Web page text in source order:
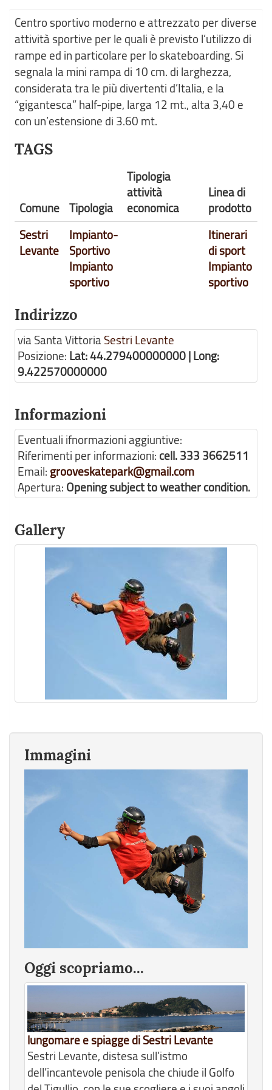
Centro sportivo moderno e attrezzato per diverse
attività sportive per le quali è previsto l’utilizzo di
rampe ed in particolare per lo skateboarding. Si
segnala la mini rampa di 10 cm. di larghezza,
considerata tra le più divertenti d’Italia, e la
“gigantesca” half-pipe, larga 12 mt., alta 3,40 e
con un’estensione di 3.60 mt.
TAGS
Comune Tipologia
Tipologia
attività
economica
Linea di
prodotto
Sestri
Levante
Impianto-
Sportivo
Impianto
sportivo
Itinerari
di sport
Impianto
sportivo
Indirizzo
via Santa VittoriaSestri Levante
Posizione: Lat: 44.279400000000 | Long:
9.422570000000
Informazioni
Eventuali ifnormazioni aggiuntive:
Riferimenti per informazioni: cell. 333 3662511
Email: grooveskatepark@gmail.com
Apertura: Opening subject to weather condition.
Gallery
Immagini
Oggi scopriamo...
lungomare e spiagge di Sestri Levante
Sestri Levante, distesa sull’istmo
dell’incantevole penisola che chiude il Golfo